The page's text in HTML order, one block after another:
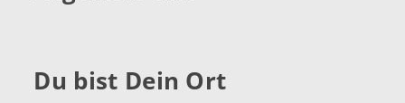
Du bist Dein Ort